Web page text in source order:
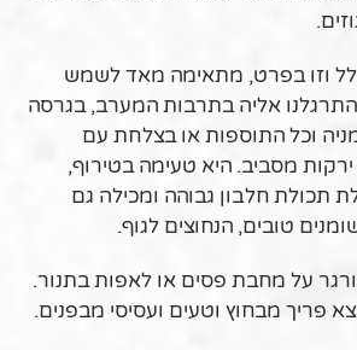
וזו בפרט, מתאימה מאד לשמש
אליה בתרבות המערב, בגרסה
וכל התוספות או בצלחת עם
מסביב. היא טעימה בטירוף,
תכולת חלבון גבוהה ומכילה גם
טובים, הנחוצים לגוף.
על מחבת פסים או לאפות בתנור.
פריך מבחוץ וטעים ועסיסי מבפנים.